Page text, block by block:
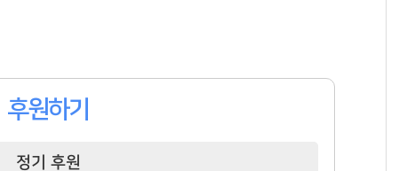
후원하기
정기 후원